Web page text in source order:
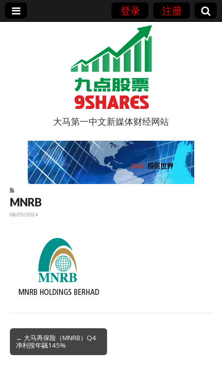
登录 注册
9点股票
大马第一中文新媒体财经网站
MNRB
08/05/2024
navigation
← 大马再保险（MNRB）Q4
净利按年飊145%